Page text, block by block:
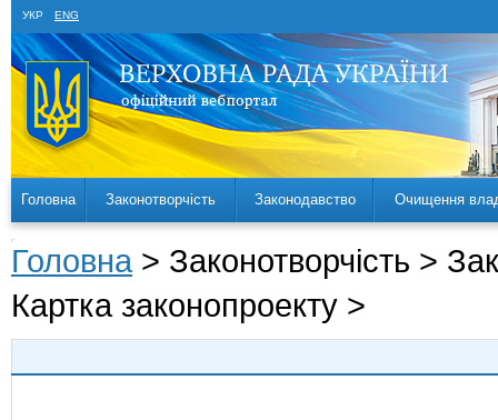
УКР ENG
Головна Законотворчість Законодавство Очищення
Головна > Законотворчість >
Картка законопроекту >